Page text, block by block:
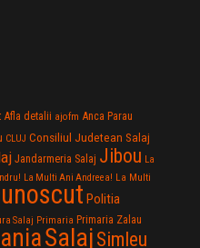
Afla detalii ajofm Anca Parau
CLUJ Consiliul Judetean Salaj
Jandarmeria Salaj Jibou La
La Multi Ani Andreea! La Multi
Politia
Salaj Primaria Primaria Zalau
Salaj Simleu